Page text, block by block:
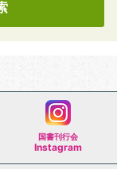
国書刊行会
Instagram